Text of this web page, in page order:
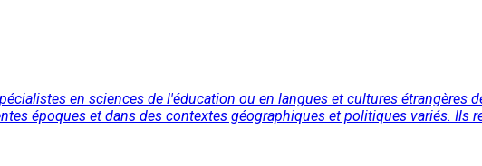
en sciences de l'éducation ou en langues et cultures étrangères
époques et dans des contextes géographiques et politiques variés. Ils